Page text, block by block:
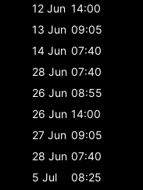
12 Jun 14:00
13 Jun 09:05
14 Jun 07:40
28 Jun 07:40
26 Jun 08:55
26 Jun 14:00
27 Jun 09:05
28 Jun 07:40
5 Jul
08:25